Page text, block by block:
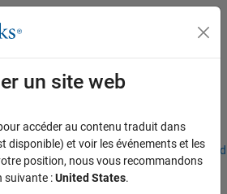
Adresses de nos bureaux
l'affichage du menu
un site web
accéder au contenu traduit dans
disponible) et voir les événements et les
position, nous vous recommandons
suivante :United States.